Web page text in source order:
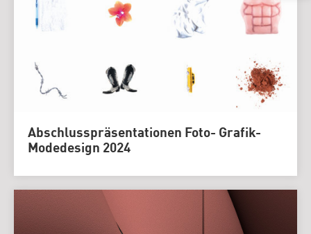
Abschlusspräsentationen Foto- Grafik-
Modedesign 2024